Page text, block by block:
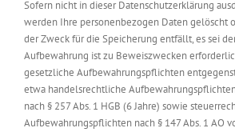
Sofern nicht in dieser Datenschutzerklärung
werden Ihre personenbezogen Daten gelöscht
der Zweck für die Speicherung entfällt, es sei
Aufbewahrung ist zu Beweiszwecken
gesetzliche Aufbewahrungspflichten
etwa handelsrechtliche
nach § 257 Abs. 1 HGB (6 Jahre) sowie
Aufbewahrungspflichten nach § 147 Abs. 1 AO